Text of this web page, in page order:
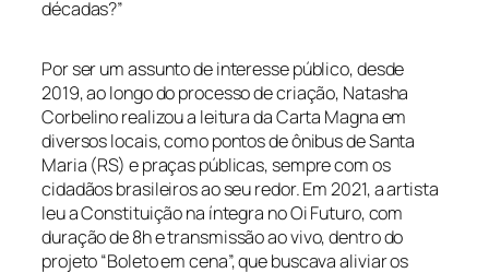
décadas?”
Por ser um assunto de interesse público, desde
2019, ao longo do processo de criação, Natasha
Corbelino realizou a leitura da Carta Magna em
diversos locais, como pontos de ônibus de Santa
Maria (RS) e praças públicas, sempre com os
cidadãos brasileiros ao seu redor. Em 2021, a artista
leu a Constituição na íntegra no Oi Futuro, com
duração de 8h e transmissão ao vivo, dentro do
projeto “Boleto em cena”, que buscava aliviar os